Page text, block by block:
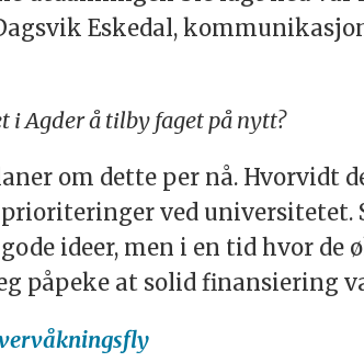
Eskedal,
Agder å tilby faget på nytt?
om dette per nå. Hvorvidt
ved
ideer, men i en tid hvor de
påpeke at solid finansiering